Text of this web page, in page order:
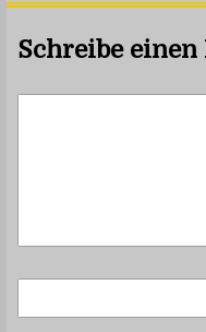
Schreibe einen